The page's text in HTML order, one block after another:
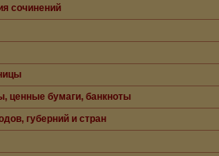
сочинений
ценные бумаги, банкноты
губерний и стран